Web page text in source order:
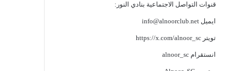
قنوات التواصل الاجتماعية بنادي النور:
ايميلinfo@alnoorclub.net
تويترhttps://x.com/alnoor_sc
انستقرامalnoor_sc